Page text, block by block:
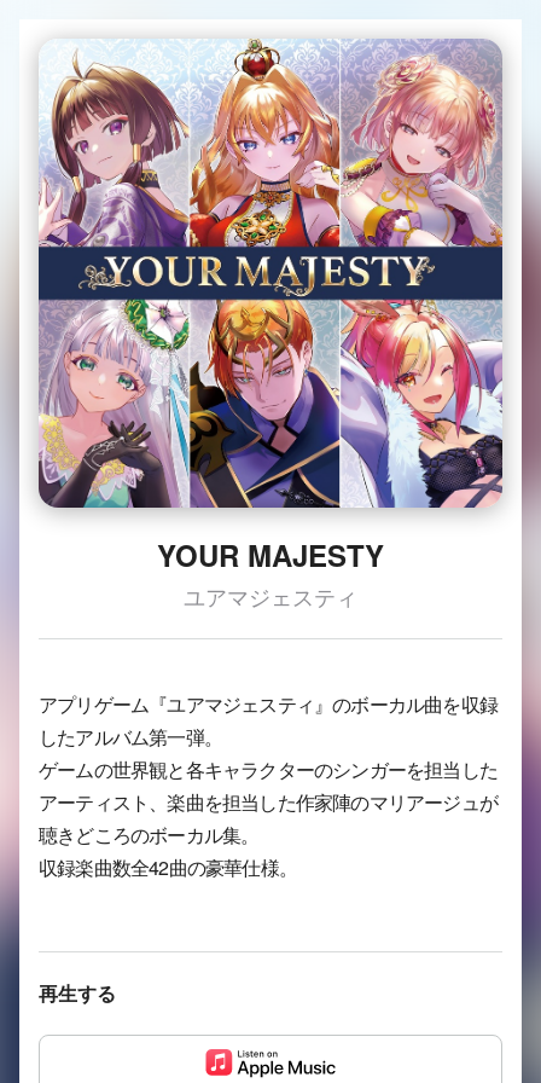
YOUR MAJESTY
ユアマジェスティ
アプリゲーム『ユアマジェスティ』のボーカル曲を収録
したアルバム第一弾。
ゲームの世界観と各キャラクターのシンガーを担当した
アーティスト、楽曲を担当した作家陣のマリアージュが
聴きどころのボーカル集。
収録楽曲数全42曲の豪華仕様。
再生する